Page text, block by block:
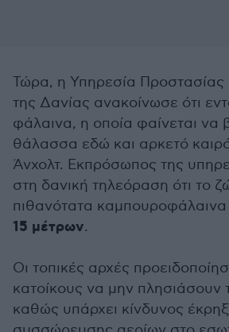
Τώρα, η Υπηρεσία Προστασίας
της Δανίας ανακοίνωσε ότι
φάλαινα, η οποία φαίνεται να
θάλασσα εδώ και αρκετό
Άνχολτ. Εκπρόσωπος της
στη δανική τηλεόραση ότι το
πιθανότατα
15 μέτρων.
Οι τοπικές αρχές
κατοίκους να μην πλησιάσουν
καθώς υπάρχει κίνδυνος